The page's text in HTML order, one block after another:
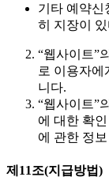
기타 예약신
히 지장이
“웹사이트”
로 이용자에
니다.
“웹사이트”
에 대한 확
에 관한 정
제11조(지급방법)